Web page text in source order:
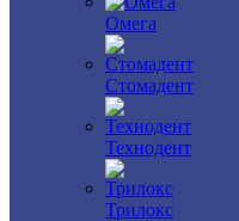
Омега
Стомадент
Технодент
Трилокс